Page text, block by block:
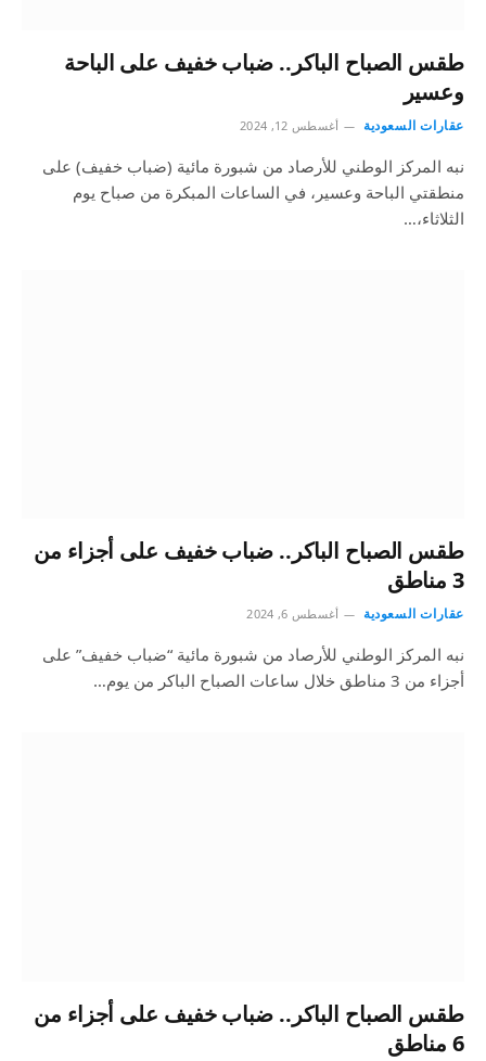
طقس الصباح الباكر.. ضباب خفيف على الباحة
وعسير
عقارات السعودية أغسطس 12, 2024
نبه المركز الوطني للأرصاد من شبورة مائية (ضباب خفيف) على
منطقتي الباحة وعسير، في الساعات المبكرة من صباح يوم
الثلاثاء،…
طقس الصباح الباكر.. ضباب خفيف على أجزاء من
3 مناطق
عقارات السعودية أغسطس 6, 2024
نبه المركز الوطني للأرصاد من شبورة مائية “ضباب خفيف” على
أجزاء من 3 مناطق خلال ساعات الصباح الباكر من يوم…
طقس الصباح الباكر.. ضباب خفيف على أجزاء من
6 مناطق